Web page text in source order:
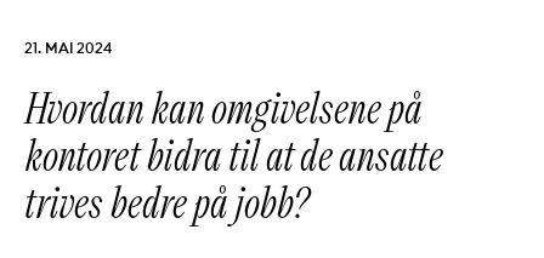
PUBLISERT:
21. MAI 2024
Hvordan kan omgivelsene på
kontoret bidra til at de ansatte
trives bedre på jobb?